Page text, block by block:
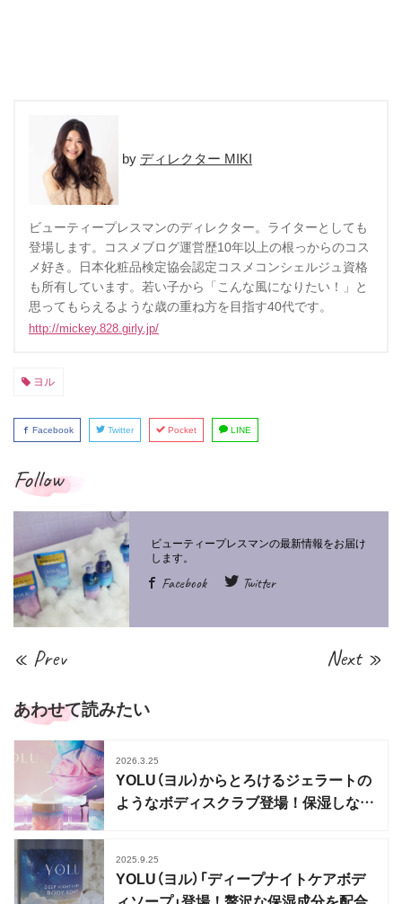
ディレクター MIKI
ビューティープレスマンのディレクター。ライターとしても
登場します。コスメブログ運営歴10年以上の根っからのコス
メ好き。日本化粧品検定協会認定コスメコンシェルジュ資格
も所有しています。若い子から「こんな風になりたい！」と
思ってもらえるような歳の重ね方を目指す40代です。
http://mickey.828.girly.jp/
ヨル
Facebook Twitter Pocket LINE
Follow
Facebook Twitter
« Prev Next »
あわせて読みたい
2026.3.25
YOLU（ヨル）からとろけるジェラートの
ようなボディスクラブ登場！保湿しなが
2025.9.25
YOLU（ヨル）「ディープナイトケアボデ